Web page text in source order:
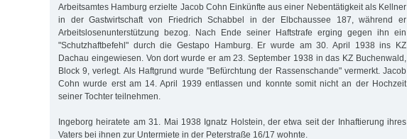
Arbeitsamtes Hamburg erzielte Jacob Cohn Einkünfte aus einer Nebentätigkeit als Kellner
in der Gastwirtschaft von Friedrich Schabbel in der Elbchaussee 187, während er
Arbeitslosenunterstützung bezog. Nach Ende seiner Haftstrafe erging gegen ihn ein
"Schutzhaftbefehl" durch die Gestapo Hamburg. Er wurde am 30. April 1938 ins KZ
Dachau eingewiesen. Von dort wurde er am 23. September 1938 in das KZ Buchenwald,
Block 9, verlegt. Als Haftgrund wurde "Befürchtung der Rassenschande" vermerkt. Jacob
Cohn wurde erst am 14. April 1939 entlassen und konnte somit nicht an der Hochzeit
seiner Tochter teilnehmen.
Ingeborg heiratete am 31. Mai 1938 Ignatz Holstein, der etwa seit der Inhaftierung ihres
Vaters bei ihnen zur Untermiete in der Peterstraße 16/17 wohnte.